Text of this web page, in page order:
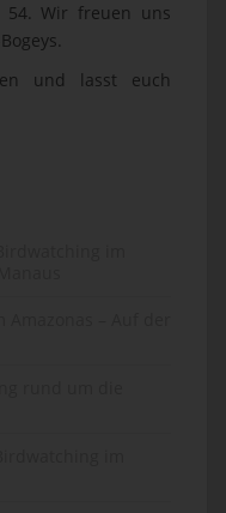
54. Wir freuen uns
und lasst euch